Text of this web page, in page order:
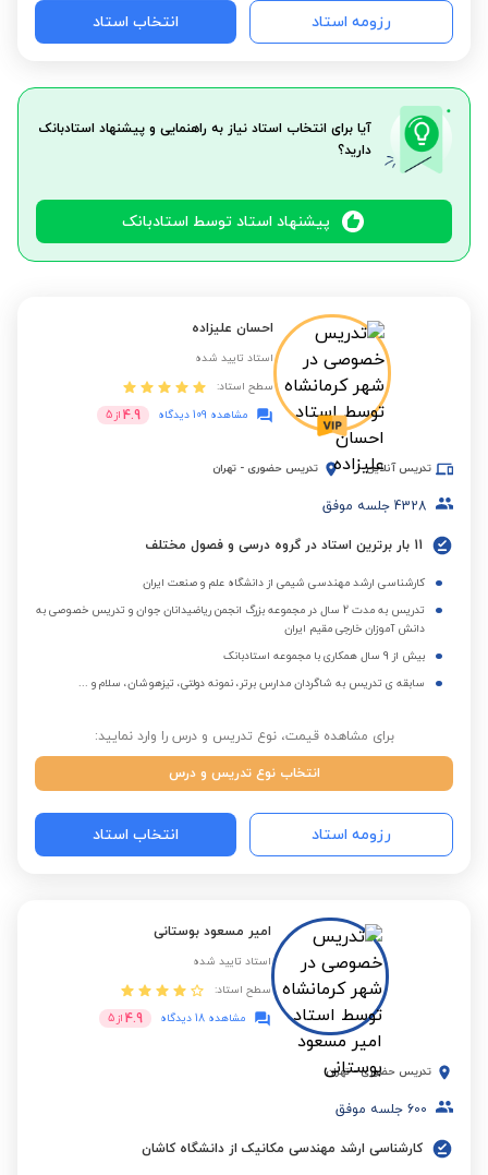
رزومه استاد انتخاب استاد
آیا برای انتخاب استاد نیاز به راهنمایی و پیشنهاد استادبانک
دارید؟
پیشنهاد استاد توسط استادبانک
احسان علیزاده
استاد تایید شده
سطح استاد:
مشاهده 109 دیدگاه
4.9 از 5
تدریس آنلاین تدریس حضوری - تهران
4328 جلسه موفق
11 بار برترین استاد در گروه درسی و فصول مختلف
کارشناسی ارشد مهندسی شیمی از دانشگاه علم و صنعت ایران
تدریس به مدت 2 سال در مجموعه بزرگ انجمن ریاضیدانان جوان و تدریس خصوصی به
دانش آموزان خارجی مقیم ایران
بیش از 9 سال همکاری با مجموعه استادبانک
سابقه ی تدریس به شاگردان مدارس برتر، نمونه دولتی، تیزهوشان، سلام و ...
برای مشاهده قیمت، نوع تدریس و درس را وارد نمایید:
انتخاب نوع تدریس و درس
رزومه استاد انتخاب استاد
امیر مسعود بوستانی
استاد تایید شده
سطح استاد:
مشاهده 18 دیدگاه
4.9 از 5
تدریس حضوری - تهران
600 جلسه موفق
کارشناسی ارشد مهندسی مکانیک از دانشگاه کاشان